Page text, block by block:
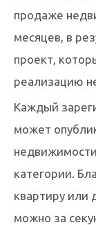
продаже
месяцев, в
проект,
реализацию
Каждый
может
категории.
квартиру
можно за